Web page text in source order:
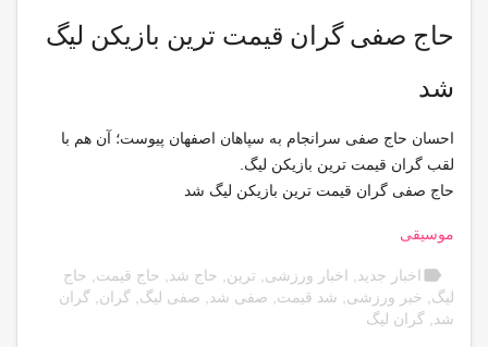
حاج صفی گران قیمت ترین بازیکن لیگ
شد
احسان حاج صفی سرانجام به سپاهان اصفهان پیوست؛ آن هم با
لقب گران قیمت ترین بازیکن لیگ.
حاج صفی گران قیمت ترین بازیکن لیگ شد
موسیقی
label اخبار جدید اخبار ورزشی ترین حاج شد حاج قیمت
حاج
لیگ
خبر ورزشی شد قیمت صفی شد صفی لیگ گران گران
شد
گران لیگ